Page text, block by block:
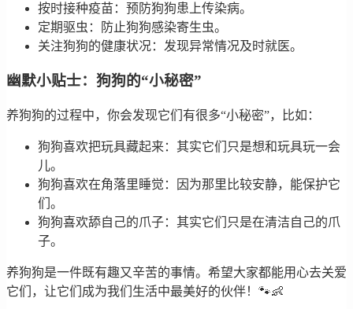
按时接种疫苗：预防狗狗患上传染病。
定期驱虫：防止狗狗感染寄生虫。
关注狗狗的健康状况：发现异常情况及时就医。
幽默小贴士：狗狗的“小秘密”
养狗狗的过程中，你会发现它们有很多“小秘密”，比如：
狗狗喜欢把玩具藏起来：其实它们只是想和玩具玩一会
儿。
狗狗喜欢在角落里睡觉：因为那里比较安静，能保护它
们。
狗狗喜欢舔自己的爪子：其实它们只是在清洁自己的爪
子。
养狗狗是一件既有趣又辛苦的事情。希望大家都能用心去关爱
它们，让它们成为我们生活中最美好的伙伴！🐾👶